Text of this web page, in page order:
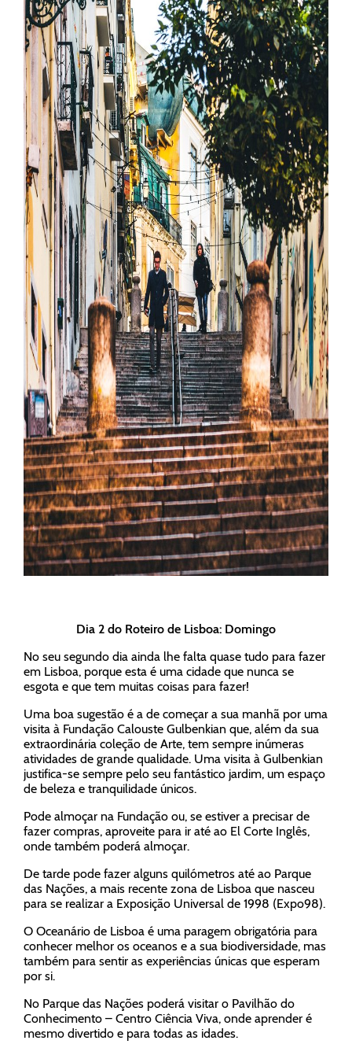
Dia 2 do Roteiro de Lisboa: Domingo
No seu segundo dia ainda lhe falta quase tudo para fazer
em Lisboa, porque esta é uma cidade que nunca se
esgota e que tem muitas coisas para fazer!
Uma boa sugestão é a de começar a sua manhã por uma
visita à Fundação Calouste Gulbenkian que, além da sua
extraordinária coleção de Arte, tem sempre inúmeras
atividades de grande qualidade. Uma visita à Gulbenkian
justifica-se sempre pelo seu fantástico jardim, um espaço
de beleza e tranquilidade únicos.
Pode almoçar na Fundação ou, se estiver a precisar de
fazer compras, aproveite para ir até ao El Corte Inglês,
onde também poderá almoçar.
De tarde pode fazer alguns quilómetros até ao Parque
das Nações, a mais recente zona de Lisboa que nasceu
para se realizar a Exposição Universal de 1998 (Expo98).
O Oceanário de Lisboa é uma paragem obrigatória para
conhecer melhor os oceanos e a sua biodiversidade, mas
também para sentir as experiências únicas que esperam
por si.
No Parque das Nações poderá visitar o Pavilhão do
Conhecimento – Centro Ciência Viva, onde aprender é
mesmo divertido e para todas as idades.